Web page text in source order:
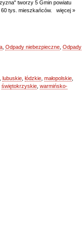
tworzy 5 Gmin powiatu
tys. mieszkańców.
więcej »
Odpady niebezpieczne Odpady
lubuskie łódzkie małopolskie
świętokrzyskie warmińsko-